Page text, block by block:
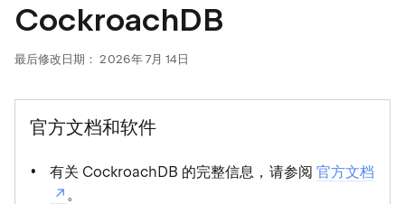
CockroachDB
最后修改日期： 2026年 7月 14日
官方文档和软件
有关 CockroachDB 的完整信息，请参阅 官方文档
。